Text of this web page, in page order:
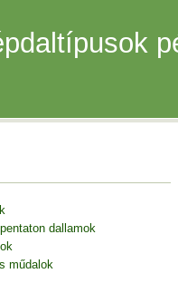
dallamok
műdalok